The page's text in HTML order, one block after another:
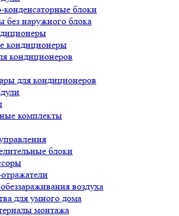
конденсаторные блоки
без наружного блока
кондиционеры
кондиционеров
для кондиционеров
комплекты
блоки
воздуха
для умного дома
монтажа